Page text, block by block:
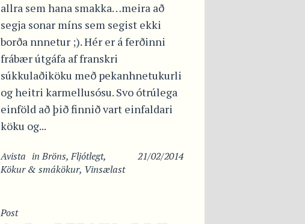
allra sem hana smakka…meira að
segja sonar míns sem segist ekki
borða nnnetur ;). Hér er á ferðinni
frábær útgáfa af franskri
súkkulaðiköku með pekanhnetukurli
og heitri karmellusósu. Svo ótrúlega
einföld að þið finnið vart einfaldari
köku og...
21/02/2014
Avista inBröns,Fljótlegt,
Kökur & smákökur, Vinsælast
Post